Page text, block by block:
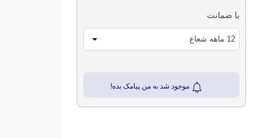
با ضمانت
موجود شد به من پیامک بده!